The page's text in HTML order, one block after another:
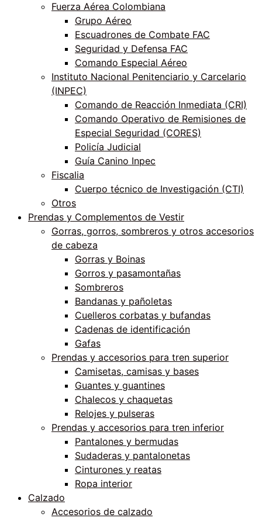
Fuerza Aérea Colombiana
Grupo Aéreo
Escuadrones de Combate FAC
Seguridad y Defensa FAC
Comando Especial Aéreo
Instituto Nacional Penitenciario y Carcelario
(INPEC)
Comando de Reacción Inmediata (CRI)
Comando Operativo de Remisiones de
Especial Seguridad (CORES)
Policía Judicial
Guía Canino Inpec
Fiscalia
Cuerpo técnico de Investigación (CTI)
Otros
Prendas y Complementos de Vestir
Gorras, gorros, sombreros y otros accesorios
de cabeza
Gorras y Boinas
Gorros y pasamontañas
Sombreros
Bandanas y pañoletas
Cuelleros corbatas y bufandas
Cadenas de identificación
Gafas
Prendas y accesorios para tren superior
Camisetas, camisas y bases
Guantes y guantines
Chalecos y chaquetas
Relojes y pulseras
Prendas y accesorios para tren inferior
Pantalones y bermudas
Sudaderas y pantalonetas
Cinturones y reatas
Ropa interior
Calzado
Accesorios de calzado